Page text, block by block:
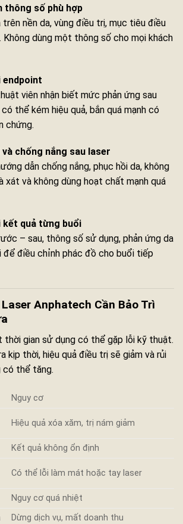
thông số phù hợp
nền da, vùng điều trị, mục tiêu điều
Không dùng một thông số cho mọi khách
endpoint
viên nhận biết mức phản ứng sau
có thể kém hiệu quả, bắn quá mạnh có
chứng.
và chống nắng sau laser
dẫn chống nắng, phục hồi da, không
xát và không dùng hoạt chất mạnh quá
kết quả từng buổi
– sau, thông số sử dụng, phản ứng da
để điều chỉnh phác đồ cho buổi tiếp
Anphatech Cần Bảo Trì
thời gian sử dụng có thể gặp lỗi kỹ thuật.
kịp thời, hiệu quả điều trị sẽ giảm và rủi
có thể tăng.
Nguy cơ
Hiệu quả xóa xăm, trị nám giảm
Kết quả không ổn định
Có thể lỗi làm mát hoặc tay laser
Nguy cơ quá nhiệt
Dừng dịch vụ, mất doanh thu